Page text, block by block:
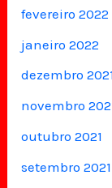
fevereiro 2022
janeiro 2022
dezembro 2021
novembro
outubro 2021
setembro 2021